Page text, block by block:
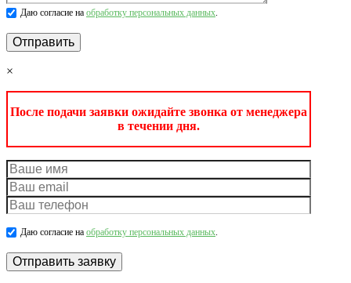
Даю согласие на обработку персональных данных.
×
После подачи заявки ожидайте звонка от менеджера
в течении дня.
Даю согласие на обработку персональных данных.